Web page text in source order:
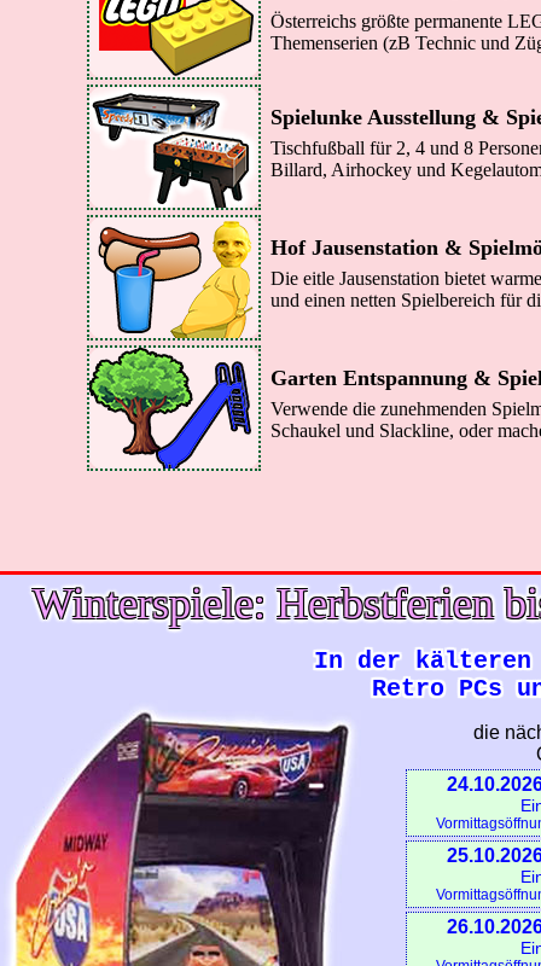
Österreichs größte permanente
Themenserien (zB Technic und
Spielunke Ausstellung &
Tischfußball für 2, 4 und 8
Billard, Airhockey und
Hof Jausenstation &
Die eitle Jausenstation bietet
und einen netten Spielbereich für
Garten Entspannung &
Verwende die zunehmenden
Schaukel und Slackline, oder
Winterspiele: Herbstferien
In der
Retro PCs
die